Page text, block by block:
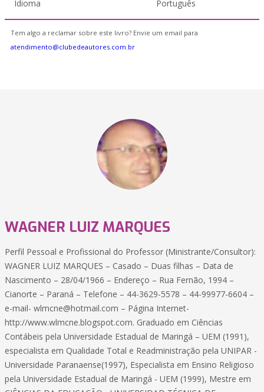
Idioma Português
Tem algo a reclamar sobre este livro? Envie um email para
atendimento@clubedeautores.com.br
WAGNER LUIZ MARQUES
Perfil Pessoal e Profissional do Professor (Ministrante/Consultor):
WAGNER LUIZ MARQUES – Casado – Duas filhas – Data de
Nascimento – 28/04/1966 – Endereço – Rua Fernão, 1994 –
Cianorte – Paraná – Telefone – 44-3629-5578 – 44-99977-6604 –
e-mail- wlmcne@hotmail.com – Página Internet-
http://www.wlmcne.blogspot.com. Graduado em Ciências
Contábeis pela Universidade Estadual de Maringá – UEM (1991),
especialista em Qualidade Total e Readministração pela UNIPAR -
Universidade Paranaense(1997), Especialista em Ensino Religioso
pela Universidade Estadual de Maringá - UEM (1999), Mestre em